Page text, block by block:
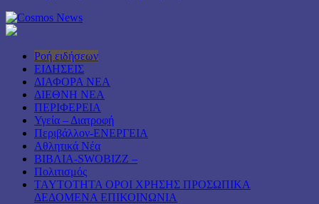
Ροή ειδήσεων
ΕΙΔΗΣΕΙΣ
ΔΙΑΦΟΡΑ ΝΕΑ
ΔΙΕΘΝΗ ΝΕΑ
ΠΕΡΙΦΕΡΕΙΑ
Υγεία – Διατροφή
Περιβάλλον-ΕΝΕΡΓΕΙΑ
Αθλητικά Νέα
ΒΙΒΛΙΑ-SWOBIZZ –
Πολιτισμός
TAYTOTHTA ΟΡΟΙ ΧΡΗΣΗΣ ΠΡΟΣΩΠΙΚΑ
ΔΕΔΟΜΕΝΑ ΕΠΙΚΟΙΝΩΝΙΑ